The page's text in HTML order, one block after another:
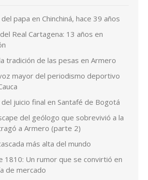
papa en Chinchiná, hace 39 años
Real Cartagena: 13 años en
tradición de las pesas en Armero
mayor del periodismo deportivo
juicio final en Santafé de Bogotá
del geólogo que sobrevivió a la
a Armero (parte 2)
más alta del mundo
1810: Un rumor que se convirtió en
de mercado